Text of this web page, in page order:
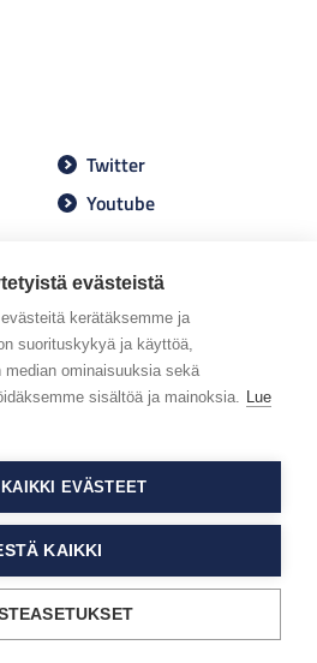
evästeistä
kerätäksemme ja
suorituskykyä ja käyttöä,
ominaisuuksia sekä
sisältöä ja mainoksia. Lue
EVÄSTEET
KAIKKI
Twitter
Youtube